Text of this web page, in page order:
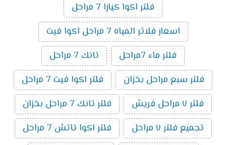
فلتر اكوا كيارا 7 مراحل
اسعار فلاتر المياه 7 مراحل اكوا فيت
فلتر ماء 7مراحل
تانك 7 مراحل
فلتر سبع مراحل بخزان
فلتر اكوا فيت 7 مراحل
فلتر ٧ مراحل فريش
فلتر تانك 7 مراحل بخزان
تجميع فلتر ٧ مراحل
فلتر اكوا تاتش 7 مراحل